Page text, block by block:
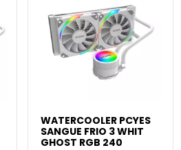
WATERCOOLER PCYES
SANGUE FRIO 3 WHIT
GHOST RGB 240